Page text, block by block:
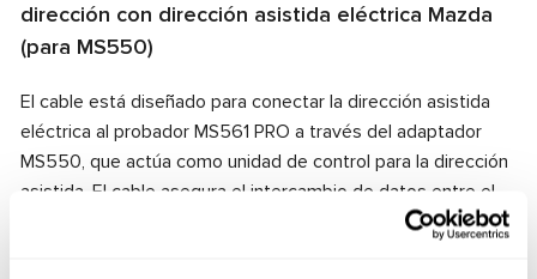
dirección con dirección asistida eléctrica Mazda
(para MS550)
El cable está diseñado para conectar la dirección asistida
eléctrica al probador MS561 PRO a través del adaptador
MS550, que actúa como unidad de control para la dirección
asistida. El cable asegura el intercambio de datos entre el
probador MS561 PRO, la dirección asistida y el adaptador